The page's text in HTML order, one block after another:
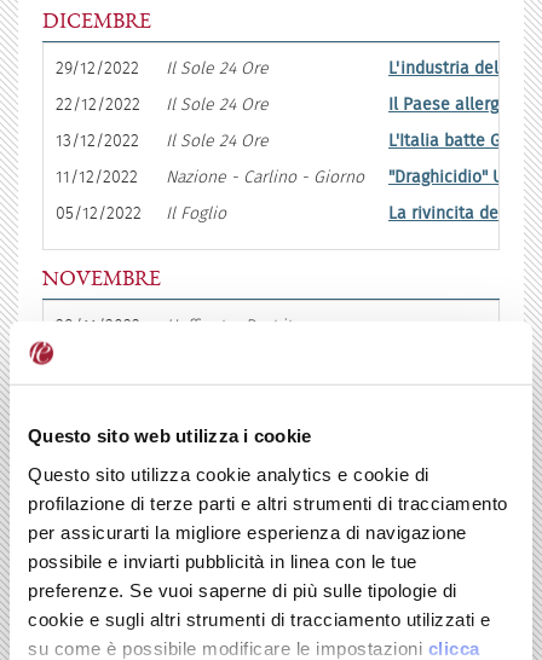
Questo sito web utilizza i cookie
Questo sito utilizza cookie analytics e cookie di
profilazione di terze parti e altri strumenti di tracciamento
per assicurarti la migliore esperienza di navigazione
possibile e inviarti pubblicità in linea con le tue
preferenze. Se vuoi saperne di più sulle tipologie di
cookie e sugli altri strumenti di tracciamento utilizzati e
su come è possibile modificare le impostazioni clicca
DICEMBRE
29/12/2022 Il Sole 24 Ore
L'industria del
22/12/2022
Il Sole 24 Ore
Il Paese allergico
13/12/2022
Il Sole 24 Ore
L'Italia batte
11/12/2022
Nazione - Carlino - Giorno
"Draghicidio" Un
05/12/2022
Il Foglio La rivincita del
NOVEMBRE
28/11/2022 HuffingtonPost.it
01/11/2022
La Nazione - Il Resto del Carlino - Il Giorno
OTTOBRE
31/10/2022 HuffingtonPost
È
12/10/2022
La Nazione - Il Resto del Carlino - Il Giorno
I
12/10/2022
Il Sole 24 Ore Il